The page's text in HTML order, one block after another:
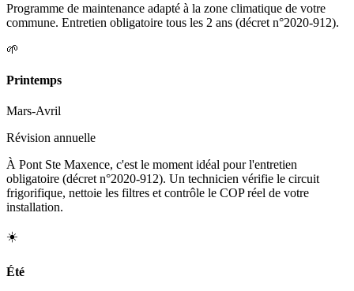
Programme de maintenance adapté à la zone climatique de votre
commune. Entretien obligatoire tous les 2 ans (décret n°2020-912).
🌱
Printemps
Mars-Avril
Révision annuelle
À Pont Ste Maxence, c'est le moment idéal pour l'entretien
obligatoire (décret n°2020-912). Un technicien vérifie le circuit
frigorifique, nettoie les filtres et contrôle le COP réel de votre
installation.
☀️
Été